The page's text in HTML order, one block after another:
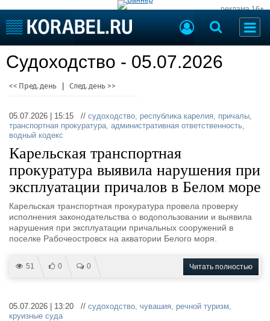
реклама 16+
Судоходство
Судоремонт
Пресс-релизы
Рыболовство
ВМФ
Образование
Яхты и катера
Еще
Судостроение
Пульс
Новости
Компании
Репутация
Крюинг
Журнал
Торговая площадка
Доска объявлений
Продажа флота
Оборудование
Изделия
Судоходство - 05.07.2026
<< Пред. день След. день >>
05.07.2026 | 15:15 // судоходство, республика карелия, причалы,
транспортная прокуратура, административная ответственность,
водный кодекс
Карельская транспортная
прокуратура выявила нарушения при
эксплуатации причалов в Белом море
Карельская транспортная прокуратура провела проверку
исполнения законодательства о водопользовании и выявила
нарушения при эксплуатации причальных сооружений в
поселке Рабочеостровск на акватории Белого моря.
51 0 0 Читать полностью
05.07.2026 | 13:20 // судоходство, чувашия, речной туризм,
круизные суда